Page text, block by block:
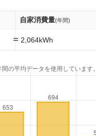
自家消費量(年間)
= 2,064kWh
の平均データを使用しています。